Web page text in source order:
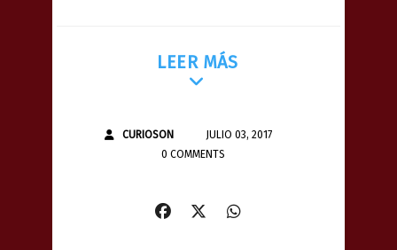
LEER MÁS
CURIOSON
JULIO 03, 2017
0 COMMENTS